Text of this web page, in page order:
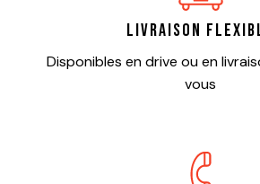
Livraison
Disponibles en drive ou en
vous